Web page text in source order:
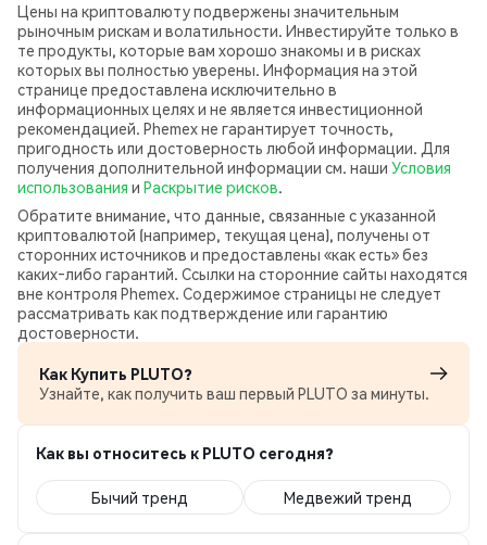
Цены на криптовалюту подвержены значительным
рыночным рискам и волатильности. Инвестируйте только в
те продукты, которые вам хорошо знакомы и в рисках
которых вы полностью уверены. Информация на этой
странице предоставлена исключительно в
информационных целях и не является инвестиционной
рекомендацией. Phemex не гарантирует точность,
пригодность или достоверность любой информации. Для
получения дополнительной информации см. наши Условия
использования и Раскрытие рисков.
Обратите внимание, что данные, связанные с указанной
криптовалютой (например, текущая цена), получены от
сторонних источников и предоставлены «как есть» без
каких‑либо гарантий. Ссылки на сторонние сайты находятся
вне контроля Phemex. Содержимое страницы не следует
рассматривать как подтверждение или гарантию
достоверности.
Как Купить PLUTO?
Узнайте, как получить ваш первый PLUTO за минуты.
Как вы относитесь к PLUTO сегодня?
Бычий тренд Медвежий тренд